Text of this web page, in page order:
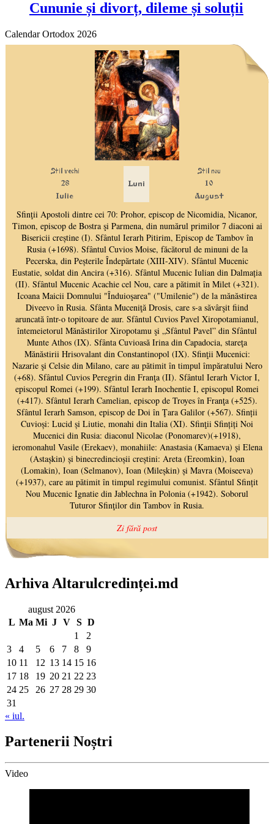
Cununie și divorț, dileme și soluții
Calendar Ortodox 2026
Arhiva Altarulcredinței.md
august 2026
L Ma Mi J V S D
1
2
3
4 5 6 7 8
9
10 11 12 13 14 15 16
17 18 19 20 21 22 23
24 25 26 27 28 29 30
31
« iul.
Partenerii Noștri
Video